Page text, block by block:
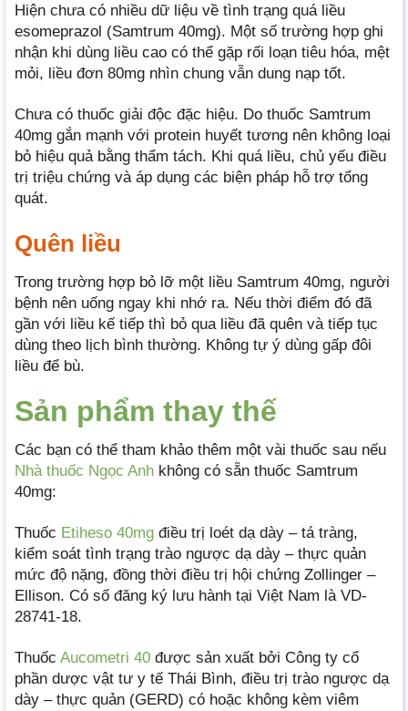
Hiện chưa có nhiều dữ liệu về tình trạng quá liều
esomeprazol (Samtrum 40mg). Một số trường hợp ghi
nhận khi dùng liều cao có thể gặp rối loạn tiêu hóa, mệt
mỏi, liều đơn 80mg nhìn chung vẫn dung nạp tốt.
Chưa có thuốc giải độc đặc hiệu. Do thuốc Samtrum
40mg gắn mạnh với protein huyết tương nên không loại
bỏ hiệu quả bằng thẩm tách. Khi quá liều, chủ yếu điều
trị triệu chứng và áp dụng các biện pháp hỗ trợ tổng
quát.
Quên liều
Trong trường hợp bỏ lỡ một liều Samtrum 40mg, người
bệnh nên uống ngay khi nhớ ra. Nếu thời điểm đó đã
gần với liều kế tiếp thì bỏ qua liều đã quên và tiếp tục
dùng theo lịch bình thường. Không tự ý dùng gấp đôi
liều để bù.
Sản phẩm thay thế
Các bạn có thể tham khảo thêm một vài thuốc sau nếu
Nhà thuốc Ngọc Anh không có sẵn thuốc Samtrum
40mg:
Thuốc Etiheso 40mg điều trị loét dạ dày – tá tràng,
kiểm soát tình trạng trào ngược dạ dày – thực quản
mức độ nặng, đồng thời điều trị hội chứng Zollinger –
Ellison. Có số đăng ký lưu hành tại Việt Nam là VD-
28741-18.
Thuốc Aucometri 40 được sản xuất bởi Công ty cổ
phần dược vật tư y tế Thái Bình, điều trị trào ngược dạ
dày – thực quản (GERD) có hoặc không kèm viêm